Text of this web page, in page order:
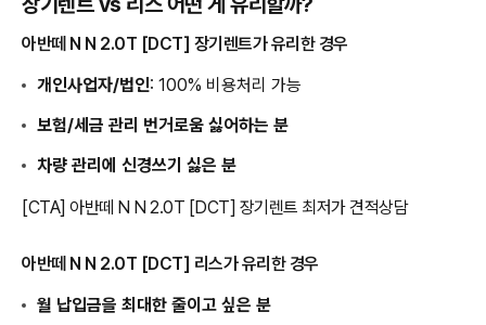
아반떼 N N 2.0T [DCT] 장기렌트가 유리한 경우
개인사업자/법인: 100% 비용처리 가능
보험/세금 관리 번거로움 싫어하는 분
차량 관리에 신경쓰기 싫은 분
[CTA] 아반떼 N N 2.0T [DCT] 장기렌트 최저가 견적상담
아반떼 N N 2.0T [DCT] 리스가 유리한 경우
월 납입금을 최대한 줄이고 싶은 분